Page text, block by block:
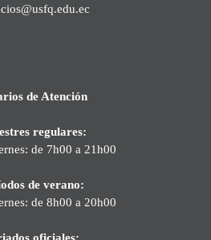
de Atención
regulares:
de 7h00 a 21h00
de verano:
de 8h00 a 20h00
oficiales: